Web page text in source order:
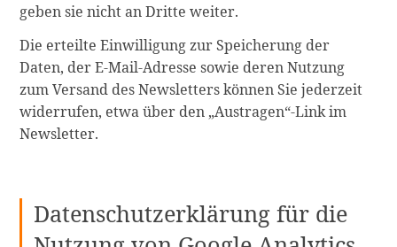
geben sie nicht an Dritte weiter.
Die erteilte Einwilligung zur Speicherung der
Daten, der E-Mail-Adresse sowie deren Nutzung
zum Versand des Newsletters können Sie jederzeit
widerrufen, etwa über den „Austragen“-Link im
Newsletter.
Datenschutzerklärung für die